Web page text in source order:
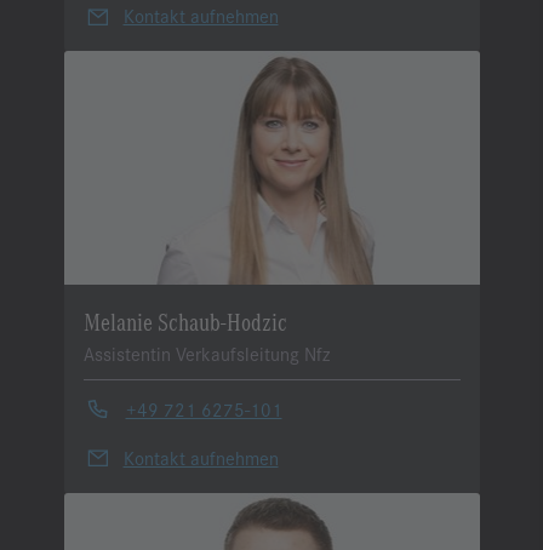
Kontakt aufnehmen
Melanie Schaub-Hodzic
Assistentin Verkaufsleitung Nfz
+49 721 6275-101
Kontakt aufnehmen